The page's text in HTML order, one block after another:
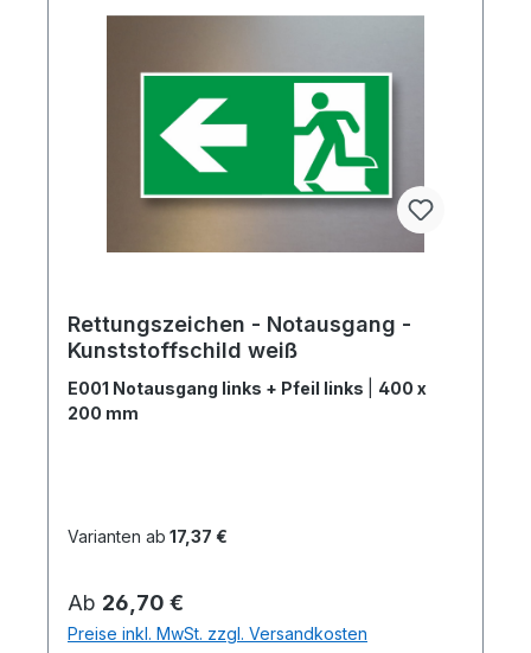
Rettungszeichen - Notausgang -
Kunststoffschild weiß
E001 Notausgang links + Pfeil links
400 x
200 mm
Varianten ab 17,37 €
Regulärer Preis:
Ab 26,70 €
Preise inkl. MwSt. zzgl. Versandkosten